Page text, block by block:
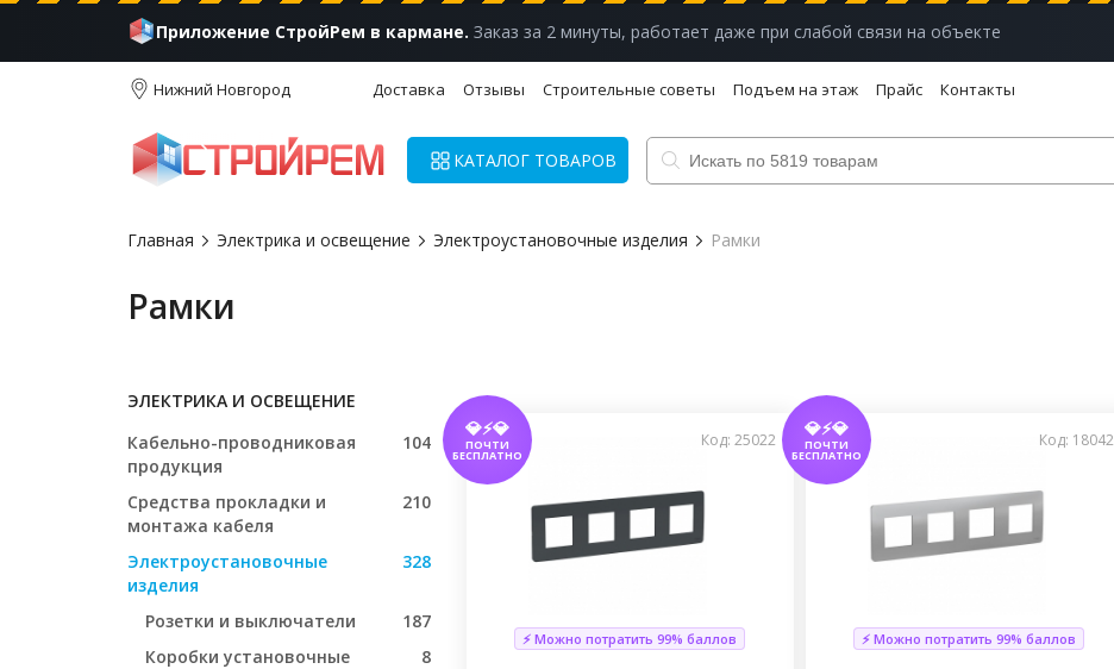
Приложение СтройРем в кармане. Заказ за 2 минуты, работает даже при слабой связи на объекте
Нижний Новгород Доставка Отзывы Строительные советы Подъем на этаж Прайс Контакты
КАТАЛОГ ТОВАРОВ
Главная Электрика и освещение Электроустановочные изделия Рамки
Рамки
ЭЛЕКТРИКА И ОСВЕЩЕНИЕ
Кабельно-проводниковая
продукция
104
Средства прокладки и
монтажа кабеля
210
Электроустановочные
изделия
328
Розетки и выключатели
187
Коробки установочные
8
💎⚡💎
ПОЧТИ
БЕСПЛАТНО
Код: 25022
⚡ Можно потратить 99% баллов
💎⚡💎
ПОЧТИ
БЕСПЛАТНО
Код: 18042
⚡ Можно потратить 99% баллов